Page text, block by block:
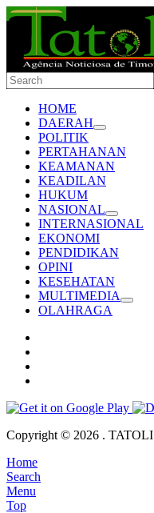
HOME
DAERAH
POLITIK
PERTAHANAN
KEAMANAN
KEADILAN
HUKUM
NASIONAL
INTERNASIONAL
EKONOMI
PENDIDIKAN
OPINI
KESEHATAN
MULTIMEDIA
OLAHRAGA
Copyright © 2026 . TATOLI
Home
Search
Menu
Top